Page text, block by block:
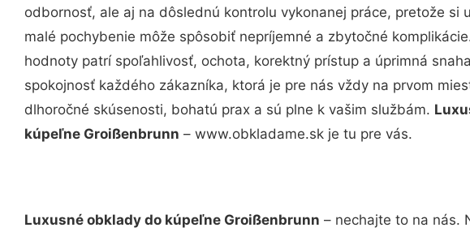
odbornosť, ale aj na dôslednú kontrolu vykonanej práce, pretože si
malé pochybenie môže spôsobiť nepríjemné a zbytočné
hodnoty patrí spoľahlivosť, ochota, korektný prístup a úprimná
spokojnosť každého zákazníka, ktorá je pre nás vždy na prvom
dlhoročné skúsenosti, bohatú prax a sú plne k vašim službám.
kúpeľne Groißenbrunn – www.obkladame.sk je tu pre vás.
Luxusné obklady do kúpeľne Groißenbrunn – nechajte to na nás.